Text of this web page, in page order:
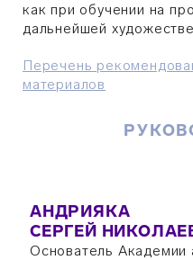
как при обучении на
дальнейшей
Перечень
материалов
АНДРИЯКА
СЕРГЕЙ
Основатель Академии